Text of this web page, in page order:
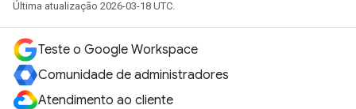
Última atualização 2026-03-18 UTC.
Teste o Google Workspace
Comunidade de administradores
Atendimento ao cliente